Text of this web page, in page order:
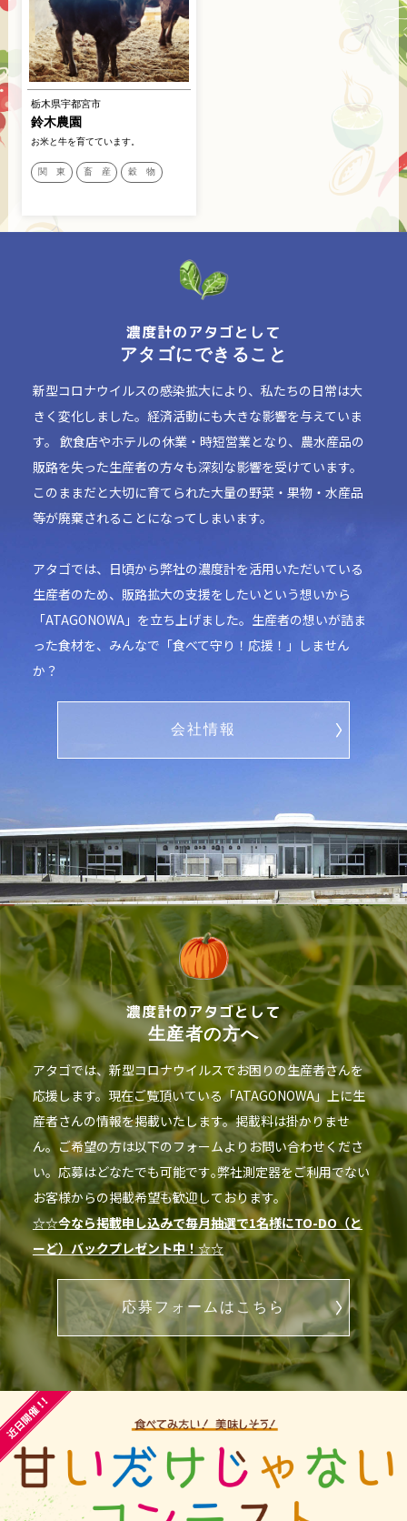
関 東 畜 産 穀 物
栃木県宇都宮市
鈴木農園
お米と牛を育てています。
濃度計のアタゴとして
アタゴにできること
新型コロナウイルスの感染拡大により、私たちの日常は大
きく変化しました。経済活動にも大きな影響を与えていま
す。 飲食店やホテルの休業・時短営業となり、農水産品の
販路を失った生産者の方々も深刻な影響を受けています。
このままだと大切に育てられた大量の野菜・果物・水産品
等が廃棄されることになってしまいます。
アタゴでは、日頃から弊社の濃度計を活用いただいている
生産者のため、販路拡大の支援をしたいという想いから
「ATAGONOWA」を立ち上げました。生産者の想いが詰ま
った食材を、みんなで「食べて守り！応援！」しません
か？
会社情報
濃度計のアタゴとして
生産者の方へ
アタゴでは、新型コロナウイルスでお困りの生産者さんを
応援します。現在ご覧頂いている「ATAGONOWA」上に生
産者さんの情報を掲載いたします。掲載料は掛かりませ
ん。ご希望の方は以下のフォームよりお問い合わせくださ
い。応募はどなたでも可能です｡弊社測定器をご利用でない
お客様からの掲載希望も歓迎しております。
☆☆今なら掲載申し込みで毎月抽選で1名様にTO-DO（と
ーど）バックプレゼント中！☆☆
応募フォームはこちら